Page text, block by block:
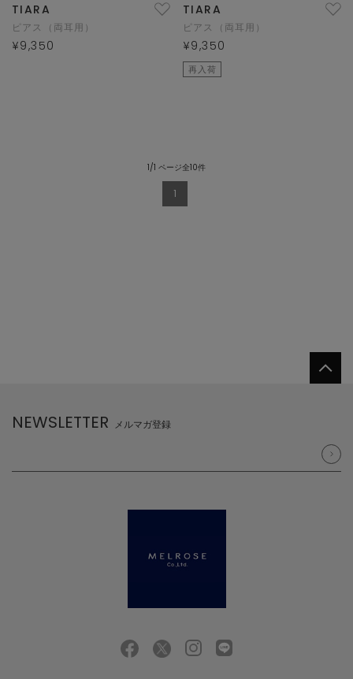
TIARA
ピアス（両耳用）
¥9,350
TIARA
ピアス（両耳用）
¥9,350
再入荷
1/1 ページ全10件
1
NEWSLETTER メルマガ登録